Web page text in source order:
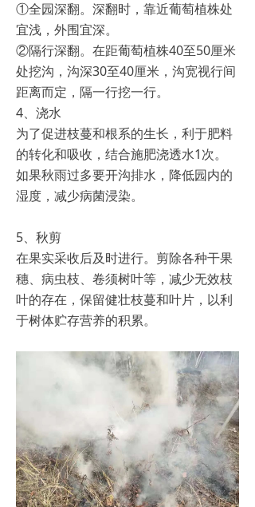
①全园深翻。深翻时，靠近葡萄植株处
宜浅，外围宜深。
②隔行深翻。在距葡萄植株40至50厘米
处挖沟，沟深30至40厘米，沟宽视行间
距离而定，隔一行挖一行。
4、浇水
为了促进枝蔓和根系的生长，利于肥料
的转化和吸收，结合施肥浇透水1次。
如果秋雨过多要开沟排水，降低园内的
湿度，减少病菌浸染。
5、秋剪
在果实采收后及时进行。剪除各种干果
穗、病虫枝、卷须树叶等，减少无效枝
叶的存在，保留健壮枝蔓和叶片，以利
于树体贮存营养的积累。